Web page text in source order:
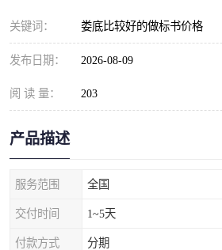
关键词： 娄底比较好的做标书价格
发布日期： 2026-08-09
阅 读 量： 203
产品描述
服务范围 全国
交付时间 1~5天
付款方式 分期